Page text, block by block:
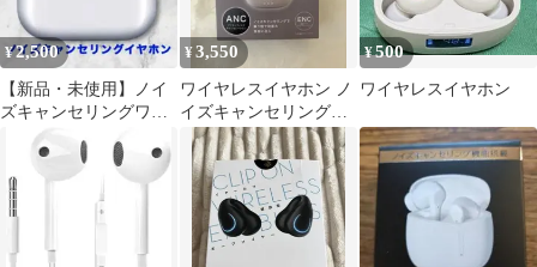
¥2,500
【新品・未使用】ノイ
ズキャンセリングワイ
ヤレスイヤホン
¥3,550
ワイヤレスイヤホン ノ
イズキャンセリング搭
載 (新品、送料込み)
¥500
ワイヤレスイヤホン